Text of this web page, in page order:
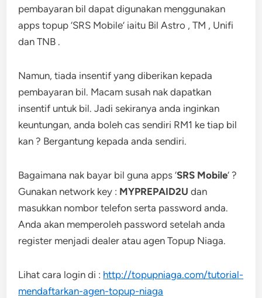
pembayaran bil dapat digunakan menggunakan
apps topup ‘SRS Mobile’ iaitu Bil Astro , TM , Unifi
dan TNB .
Namun, tiada insentif yang diberikan kepada
pembayaran bil. Macam susah nak dapatkan
insentif untuk bil. Jadi sekiranya anda inginkan
keuntungan, anda boleh cas sendiri RM1 ke tiap bil
kan ? Bergantung kepada anda sendiri.
Bagaimana nak bayar bil guna apps ‘SRS Mobile‘ ?
Gunakan network key : MYPREPAID2U dan
masukkan nombor telefon serta password anda.
Anda akan memperoleh password setelah anda
register menjadi dealer atau agen Topup Niaga.
Lihat cara login di : http://topupniaga.com/tutorial-
mendaftarkan-agen-topup-niaga